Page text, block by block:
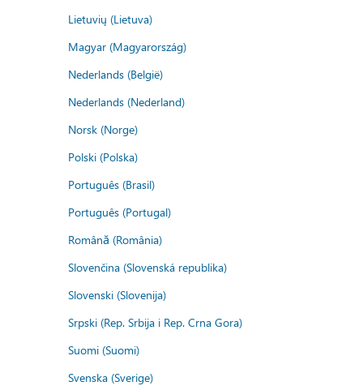
Lietuvių (Lietuva)
Magyar (Magyarország)
Nederlands (België)
Nederlands (Nederland)
Norsk (Norge)
Polski (Polska)
Português (Brasil)
Português (Portugal)
Română (România)
Slovenčina (Slovenská republika)
Slovenski (Slovenija)
Srpski (Rep. Srbija i Rep. Crna Gora)
Suomi (Suomi)
Svenska (Sverige)